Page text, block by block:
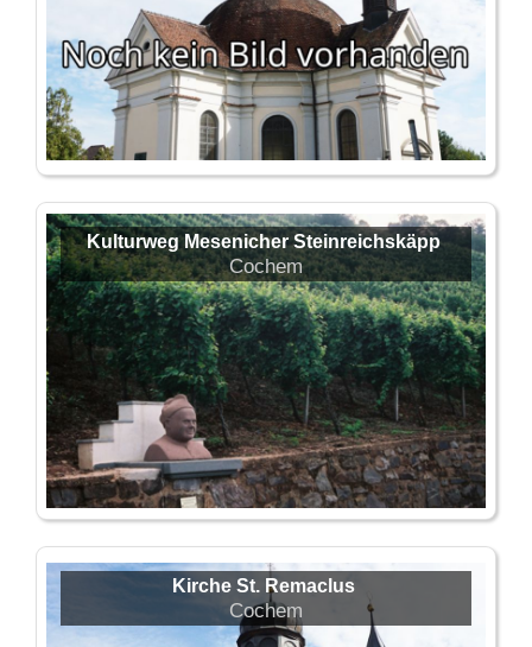
Kulturweg Mesenicher Steinreichskäpp
Cochem
Kirche St. Remaclus
Cochem